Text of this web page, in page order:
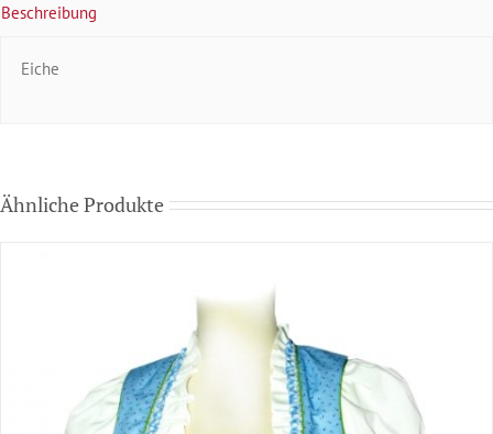
Beschreibung
Eiche
Ähnliche Produkte